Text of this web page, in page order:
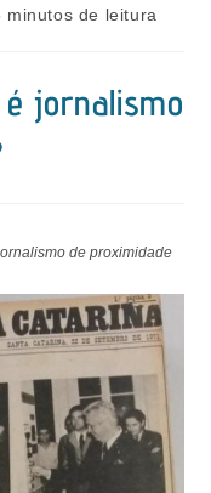
minutos de leitura
jornalismo
de proximidade